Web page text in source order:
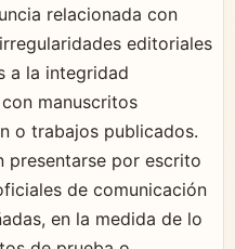
relacionada con
editoriales
a la integridad
manuscritos
o trabajos publicados.
presentarse por escrito
de comunicación
en la medida de lo